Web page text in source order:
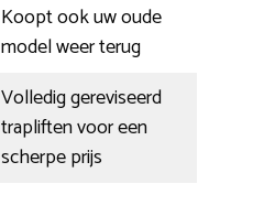
Koopt ook uw oude
model weer terug
Volledig gereviseerd
trapliften voor een
scherpe prijs